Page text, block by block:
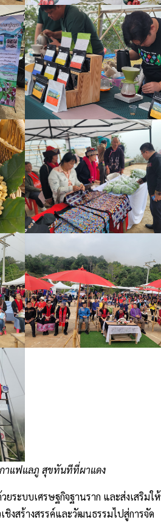
าแฟแลภู สุขทันทีที่ผาแดง
ะบบเศรษฐกิจฐานราก และส่งเสริมให้
สร้างสรรค์และวัฒนธรรมไปสู่การจัด